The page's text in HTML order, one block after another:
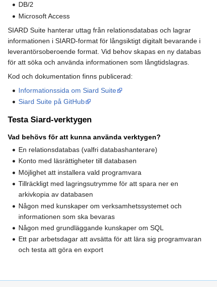
DB/2
Microsoft Access
SIARD Suite hanterar uttag från relationsdatabas och lagrar
informationen i SIARD-format för långsiktigt digitalt bevarande i
leverantörsoberoende format. Vid behov skapas en ny databas
för att söka och använda informationen som långtidslagras.
Kod och dokumentation finns publicerad:
Informationssida om Siard Suite
Siard Suite på GitHub
Testa Siard-verktygen
Vad behövs för att kunna använda verktygen?
En relationsdatabas (valfri databashanterare)
Konto med läsrättigheter till databasen
Möjlighet att installera vald programvara
Tillräckligt med lagringsutrymme för att spara ner en
arkivkopia av databasen
Någon med kunskaper om verksamhetssystemet och
informationen som ska bevaras
Någon med grundläggande kunskaper om SQL
Ett par arbetsdagar att avsätta för att lära sig programvaran
och testa att göra en export